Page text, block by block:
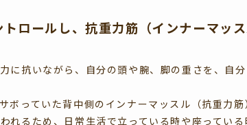
ロールし、抗重力筋（インナーマッ
に抗いながら、自分の頭や腕、脚の重さを、自
ボっていた背中側のインナーマッスル（抗重力
れるため、日常生活で立っている時や座ってい